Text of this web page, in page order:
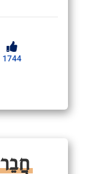
1744